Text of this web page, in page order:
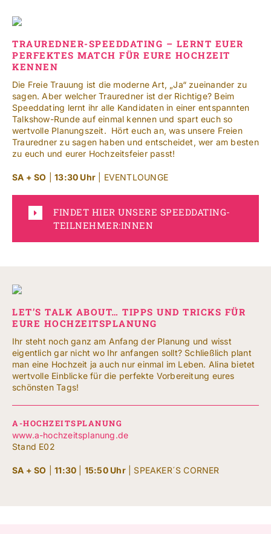
TRAUREDNER-SPEEDDATING – LERNT EUER
PERFEKTES MATCH FÜR EURE HOCHZEIT
KENNEN
Die Freie Trauung ist die moderne Art, „Ja“ zueinander zu
sagen. Aber welcher Trauredner ist der Richtige? Beim
Speeddating lernt ihr alle Kandidaten in einer entspannten
Talkshow-Runde auf einmal kennen und spart euch so
wertvolle Planungszeit. Hört euch an, was unsere Freien
Trauredner zu sagen haben und entscheidet, wer am besten
zu euch und eurer Hochzeitsfeier passt!
SA + SO |13:30 Uhr | EVENTLOUNGE
FINDET HIER UNSERE SPEEDDATING-
TEILNEHMER:INNEN
LET’S TALK ABOUT… TIPPS UND TRICKS FÜR
EURE HOCHZEITSPLANUNG
Ihr steht noch ganz am Anfang der Planung und wisst
eigentlich gar nicht wo Ihr anfangen sollt? Schließlich plant
man eine Hochzeit ja auch nur einmal im Leben. Alina bietet
wertvolle Einblicke für die perfekte Vorbereitung eures
schönsten Tags!
A-HOCHZEITSPLANUNG
www.a-hochzeitsplanung.de
Stand E02
SA + SO |11:30 15:50 Uhr| SPEAKER´S CORNER